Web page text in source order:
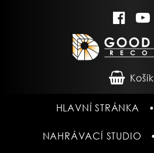
Košík
HLAVNÍ STRÁNKA
NAHRÁVACÍ STUDIO